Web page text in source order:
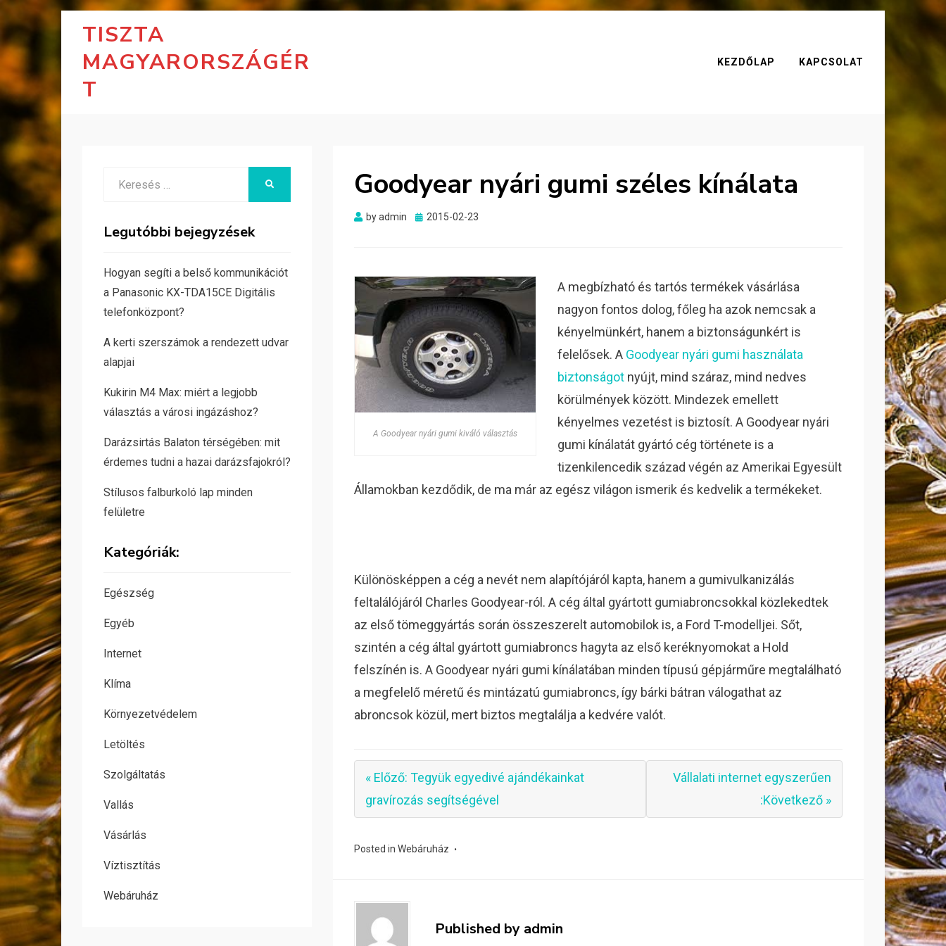
TISZTA
MAGYARORSZÁGÉR
T
KEZDŐLAP KAPCSOLAT
Goodyear nyári gumi széles kínálata
byadmin
Posted
2015-02-23
A Goodyear nyári gumi kiváló választás
A megbízható és tartós termékek vásárlása
nagyon fontos dolog, főleg ha azok nemcsak a
kényelmünkért, hanem a biztonságunkért is
felelősek. A Goodyear nyári gumi használata
biztonságot nyújt, mind száraz, mind nedves
körülmények között. Mindezek emellett
kényelmes vezetést is biztosít. A Goodyear nyári
gumi kínálatát gyártó cég története is a
tizenkilencedik század végén az Amerikai Egyesült
Államokban kezdődik, de ma már az egész világon ismerik és kedvelik a termékeket.
Különösképpen a cég a nevét nem alapítójáról kapta, hanem a gumivulkanizálás
feltalálójáról Charles Goodyear-ról. A cég által gyártott gumiabroncsokkal közlekedtek
az első tömeggyártás során összeszerelt automobilok is, a Ford T-modelljei. Sőt,
szintén a cég által gyártott gumiabroncs hagyta az első keréknyomokat a Hold
felszínén is. A Goodyear nyári gumi kínálatában minden típusú gépjárműre megtalálható
a megfelelő méretű és mintázatú gumiabroncs, így bárki bátran válogathat az
abroncsok közül, mert biztos megtalálja a kedvére valót.
« Előző: Tegyük egyedivé ajándékainkat
gravírozás segítségével
Vállalati internet egyszerűen
:Következő »
Posted inWebáruház
Published by admin
Legutóbbi bejegyzések
Hogyan segíti a belső kommunikációt
a Panasonic KX-TDA15CE Digitális
telefonközpont?
A kerti szerszámok a rendezett udvar
alapjai
Kukirin M4 Max: miért a legjobb
választás a városi ingázáshoz?
Darázsirtás Balaton térségében: mit
érdemes tudni a hazai darázsfajokról?
Stílusos falburkoló lap minden
felületre
Kategóriák:
Egészség
Egyéb
Internet
Klíma
Környezetvédelem
Letöltés
Szolgáltatás
Vallás
Vásárlás
Víztisztítás
Webáruház